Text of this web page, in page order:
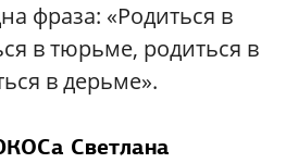
фраза: «Родиться в
в тюрьме, родиться в
в дерьме».
Светлана